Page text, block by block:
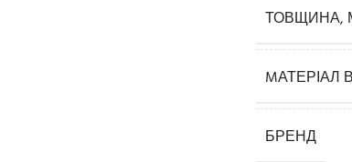
Плінтуси
Молдинги
Панелі
3D панелі
ТОВЩИНА,
MАТЕРІАЛ
БРЕНД